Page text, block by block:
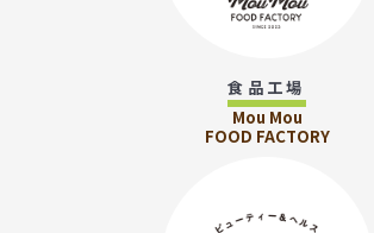
食品工場
Mou Mou
FOOD FACTORY